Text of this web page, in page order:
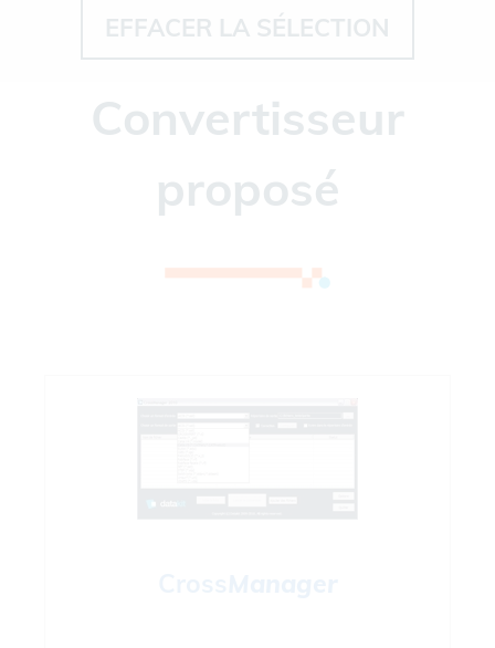
EFFACER LA SÉLECTION
Convertisseur
proposé